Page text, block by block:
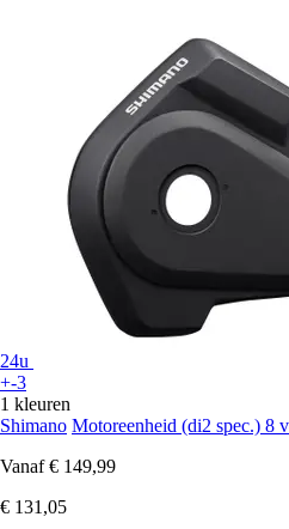
24u
+-3
1 kleuren
Shimano Motoreenheid (di2 spec.) 8
Vanaf € 149,99
€ 131,05